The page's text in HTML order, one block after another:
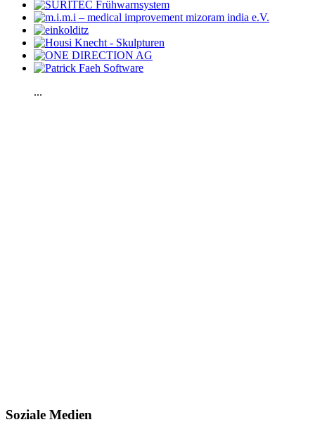
...
Soziale Medien